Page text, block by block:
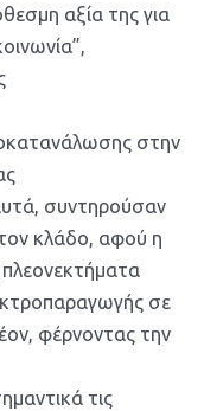
αξία της για
στην
συντηρούσαν
κλάδο, αφού η
σε
φέρνοντας την
τις